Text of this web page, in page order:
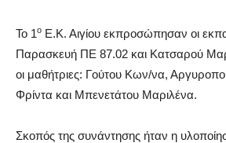
Το 1ο Ε.Κ. Αιγίου εκπροσώπησαν οι
Παρασκευή ΠΕ 87.02 και Κατσαρού
οι μαθήτριες: Γούτου Κων/να,
Φρίντα και Μπενετάτου Μαριλένα.
Σκοπός της συνάντησης ήταν η